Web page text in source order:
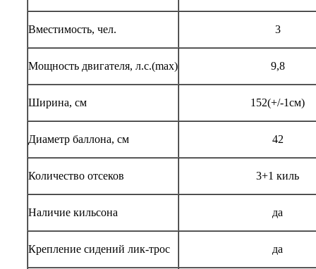
Вместимость, чел. 3
Мощность двигателя, л.с.(max) 9,8
Ширина, см 152(+/-1см)
Диаметр баллона, см 42
Количество отсеков 3+1 киль
Наличие кильсона да
Крепление сидений лик-трос да